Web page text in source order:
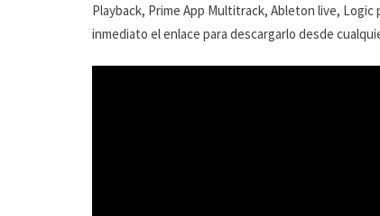
Playback, Prime App Multitrack, Ableton live,
inmediato el enlace para descargarlo desde